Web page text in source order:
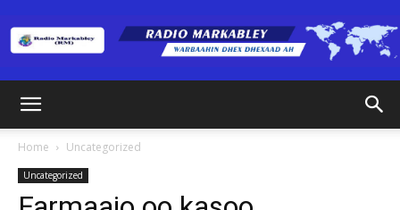
Home Uncategorized
Uncategorized